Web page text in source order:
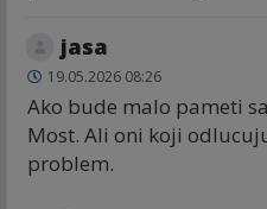
jasa
19.05.2026 08:26
Ako bude malo pameti
Most. Ali oni koji
problem.